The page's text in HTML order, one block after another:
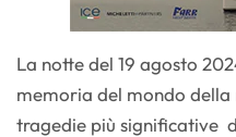
La notte del 19 agosto
memoria del mondo della
tragedie più significative